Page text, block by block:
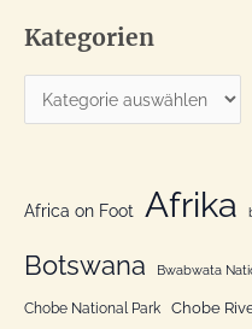
h
e
c
Kategorien
a
g
o
i
Africa on Foot Afrika
Botswana Bwabwata
Chobe National Park Chobe